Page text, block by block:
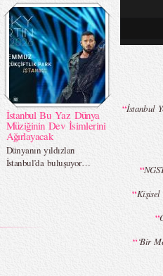
İstanbul Bu Yaz Dünya
Müziğinin Dev İsimlerini
Ağırlayacak
Dünyanın yıldızları
İstanbul’da buluşuyor…
“İstanbul
“
“Kişisel
“
“‘Bir